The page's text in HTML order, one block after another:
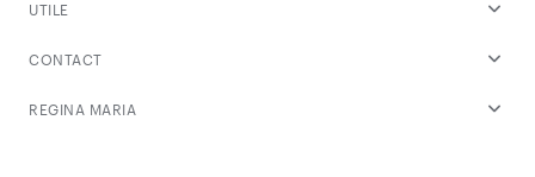
UTILE
CONTACT
REGINA MARIA